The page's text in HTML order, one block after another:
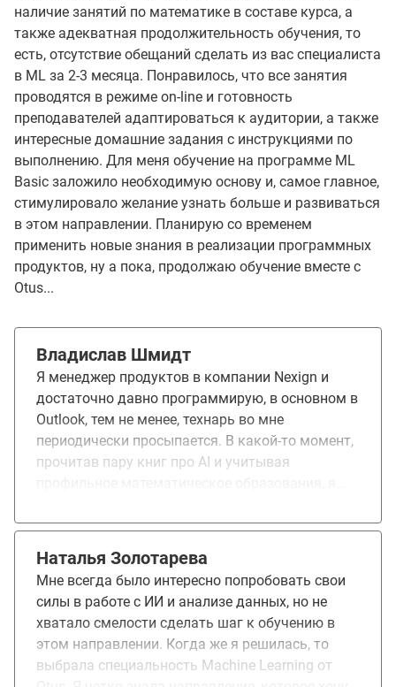
наличие занятий по математике в составе курса, а
также адекватная продолжительность обучения, то
есть, отсутствие обещаний сделать из вас специалиста
в ML за 2-3 месяца. Понравилось, что все занятия
проводятся в режиме on-line и готовность
преподавателей адаптироваться к аудитории, а также
интересные домашние задания с инструкциями по
выполнению. Для меня обучение на программе ML
Basic заложило необходимую основу и, самое главное,
стимулировало желание узнать больше и развиваться
в этом направлении. Планирую со временем
применить новые знания в реализации программных
продуктов, ну а пока, продолжаю обучение вместе с
Otus...
Владислав Шмидт
Я менеджер продуктов в компании Nexign и
достаточно давно программирую, в основном в
Outlook, тем не менее, технарь во мне
периодически просыпается. В какой-то момент,
прочитав пару книг про AI и учитывая
очень похоже, что искусственный интеллект
революцию, а точнее, она начинается уже
сейчас на наших глазах. Сравнив различные
курсы, в итоге остановился на предлагаемой
Otus специализации в машинном обучении -
основными факторами были наличие занятий
по математике в составе курса, а также
Наталья Золотарева
Мне всегда было интересно попробовать свои
силы в работе с ИИ и анализе данных, но не
хватало смелости сделать шаг к обучению в
этом направлении. Когда же я решилась, то
выбрала специальность Machine Learning от